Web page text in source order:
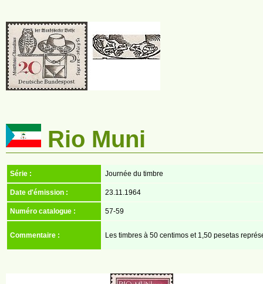
Rio Muni
Série : Journée du timbre
Date d'émission : 23.11.1964
Numéro catalogue : 57-59
Commentaire : Les timbres à 50 centimos et 1,50 pesetas